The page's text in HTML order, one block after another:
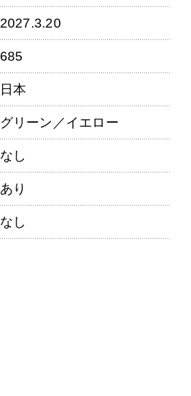
2027.3.20
685
日本
グリーン／イエロー
なし
あり
なし